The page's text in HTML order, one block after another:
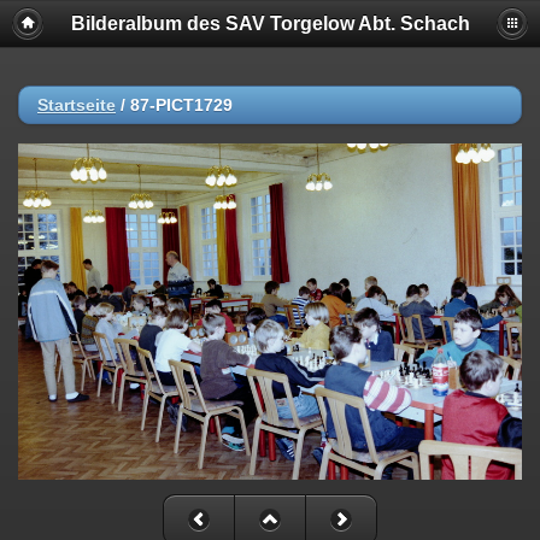
Bilderalbum des SAV Torgelow Abt. Schach
Startseite / 87-PICT1729